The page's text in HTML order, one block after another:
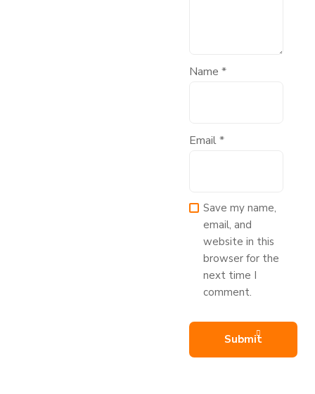
Name *
Email*
Save my name,
email, and
website in this
browser for the
next time I
comment.